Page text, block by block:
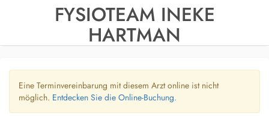
FYSIOTEAM INEKE
HARTMAN
Eine Terminvereinbarung mit diesem Arzt online ist nicht
möglich. Entdecken Sie die Online-Buchung.